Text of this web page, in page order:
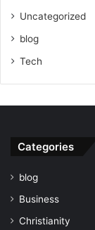
Uncategorized
blog
Tech
Categories
blog
Business
Christianity